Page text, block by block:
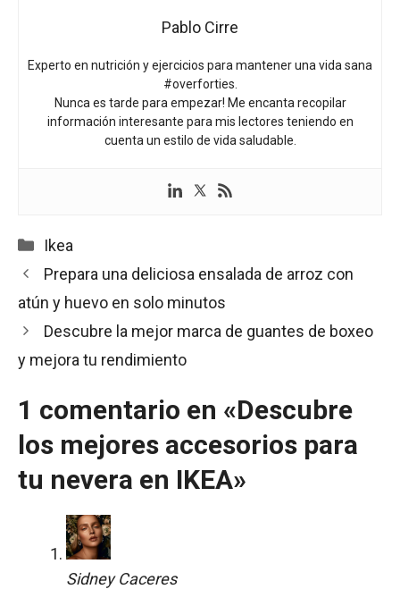
Pablo Cirre
Experto en nutrición y ejercicios para mantener una vida sana
#overforties.
Nunca es tarde para empezar! Me encanta recopilar
información interesante para mis lectores teniendo en
cuenta un estilo de vida saludable.
Categorías
Ikea
Prepara una deliciosa ensalada de arroz con
atún y huevo en solo minutos
Descubre la mejor marca de guantes de boxeo
y mejora tu rendimiento
1 comentario en «Descubre
los mejores accesorios para
tu nevera en IKEA»
Sidney Caceres